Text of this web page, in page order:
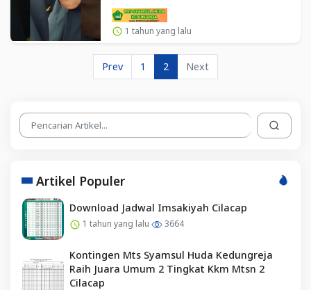
1 tahun yang lalu
Prev 1 2 Next
Artikel Populer
Download Jadwal Imsakiyah Cilacap
1 tahun yang lalu 3664
Kontingen Mts Syamsul Huda Kedungreja
Raih Juara Umum 2 Tingkat Kkm Mtsn 2
Cilacap